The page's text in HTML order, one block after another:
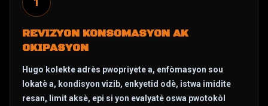
REVIZYON KONSOMASYON AK
OKIPASYON
Hugo kolekte adrès pwopriyete a, enfòmasyon sou
lokatè a, kondisyon vizib, enkyetid odè, istwa imidite
resan, limit aksè, epi si yon evalyatè oswa pwotokòl